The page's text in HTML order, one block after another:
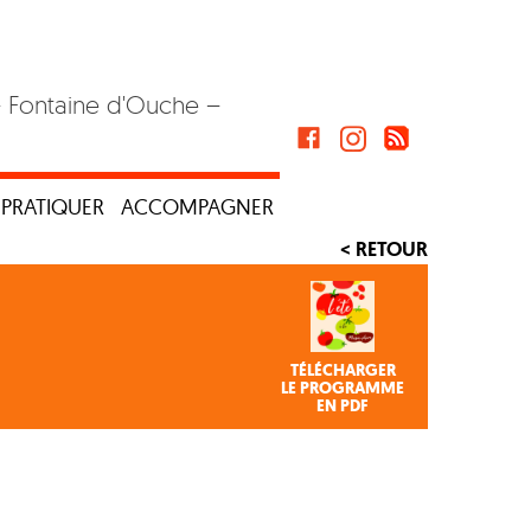
d'Ouche –
PRATIQUER ACCOMPAGNER
< RETOUR
TÉLÉCHARGER
LE PROGRAMME
EN PDF